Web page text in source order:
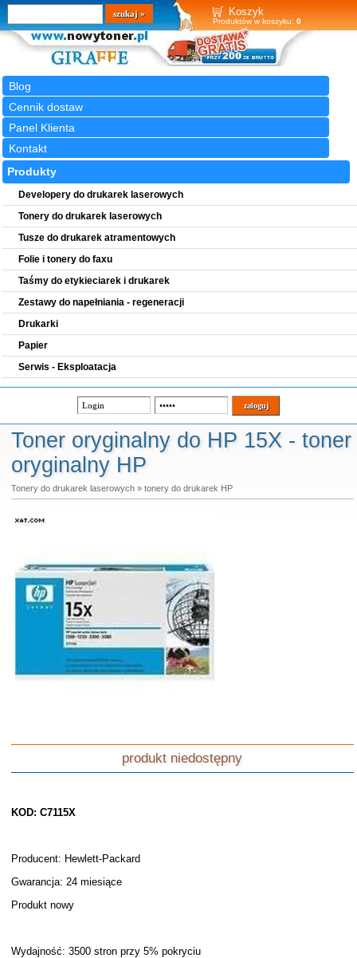
Koszyk
Produktów w koszyku: 0
Blog
Cennik dostaw
Panel Klienta
Kontakt
Wyszukiwarka
szukaj
Produkty
Developery do drukarek laserowych
Tonery do drukarek laserowych
Tusze do drukarek atramentowych
Folie i tonery do faxu
Taśmy do etykieciarek i drukarek
Zestawy do napełniania - regeneracji
Drukarki
Papier
Serwis - Eksploatacja
Toner oryginalny do HP 15X - toner
oryginalny HP
Tonery do drukarek laserowych» tonery do drukarek HP
produkt niedostępny
KOD: C7115X
Producent: Hewlett-Packard
Gwarancja: 24 miesiące
Produkt nowy
Wydajność: 3500 stron przy 5% pokryciu